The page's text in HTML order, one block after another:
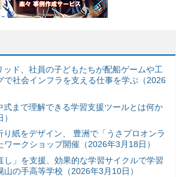
ッド、社員の子どもたちが配船ゲームや工
で社会インフラを支える仕事を学ぶ（2026
式まで理解できる学習支援ツールとは何か
り紙をデザイン、 豊洲で「うさプロオンラ
ワークショップ開催（2026年3月18日）
し」を支援、効果的な学習サイクルで学習
山の手高等学校（2026年3月10日）